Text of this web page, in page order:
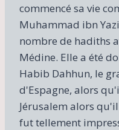
commencé sa vie
Muhammad ibn
nombre de hadiths
Médine. Elle a été
Habib Dahhun, le
d'Espagne, alors
Jérusalem alors
fut tellement